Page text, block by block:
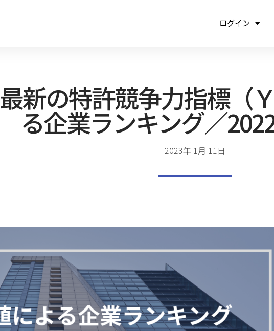
ログイン
最新の特許競争力指標（
る企業ランキング／
2023年 1月 11日